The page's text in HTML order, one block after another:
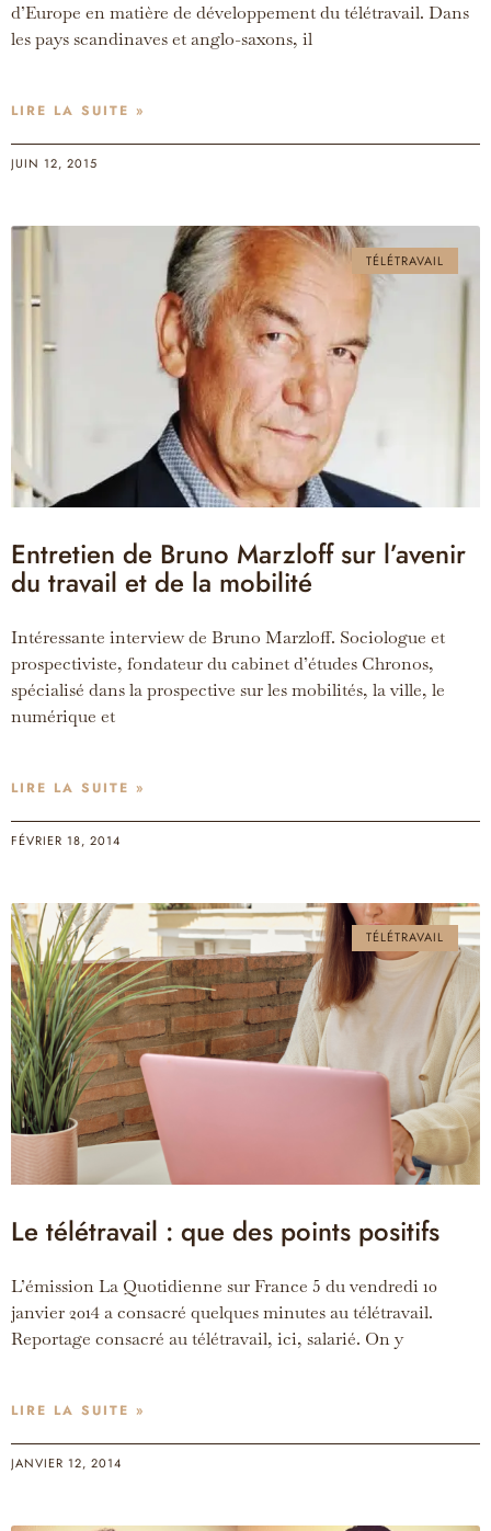
d’Europe en matière de développement du télétravail. Dans
les pays scandinaves et anglo-saxons, il
LIRE LA SUITE »
JUIN 12, 2015
TÉLÉTRAVAIL
Entretien de Bruno Marzloff sur l’avenir
du travail et de la mobilité
Intéressante interview de Bruno Marzloff. Sociologue et
prospectiviste, fondateur du cabinet d’études Chronos,
spécialisé dans la prospective sur les mobilités, la ville, le
numérique et
LIRE LA SUITE »
FÉVRIER 18, 2014
TÉLÉTRAVAIL
Le télétravail : que des points positifs
L’émission La Quotidienne sur France 5 du vendredi 10
janvier 2014 a consacré quelques minutes au télétravail.
Reportage consacré au télétravail, ici, salarié. On y
LIRE LA SUITE »
JANVIER 12, 2014